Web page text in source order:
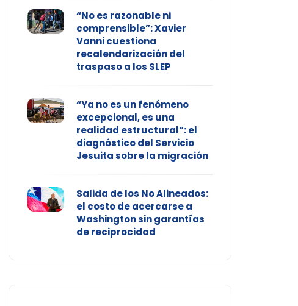
“No es razonable ni
comprensible”: Xavier
Vanni cuestiona
recalendarización del
traspaso a los SLEP
“Ya no es un fenómeno
excepcional, es una
realidad estructural”: el
diagnóstico del Servicio
Jesuita sobre la migración
Salida de los No Alineados:
el costo de acercarse a
Washington sin garantías
de reciprocidad